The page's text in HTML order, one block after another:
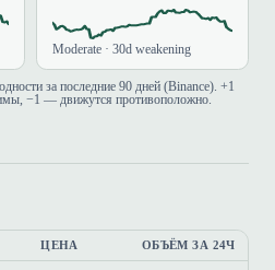
Moderate · 30d weakening
за последние 90 дней (Binance). +1
−1 — движутся противоположно.
ЦЕНА ОБЪЁМ ЗА 24Ч